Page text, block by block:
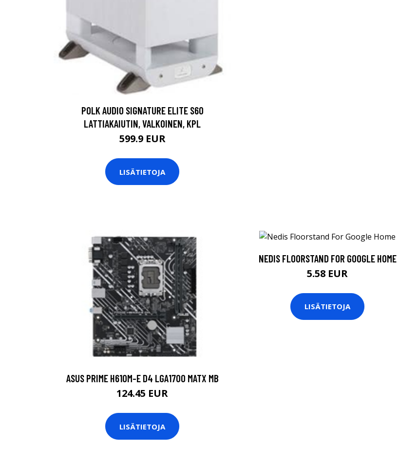
POLK AUDIO SIGNATURE ELITE S60
LATTIAKAIUTIN, VALKOINEN, KPL
599.9 EUR
LISÄTIETOJA
ASUS PRIME H610M-E D4 LGA1700 MATX MB
124.45 EUR
LISÄTIETOJA
NEDIS FLOORSTAND FOR GOOGLE HOME
5.58 EUR
LISÄTIETOJA